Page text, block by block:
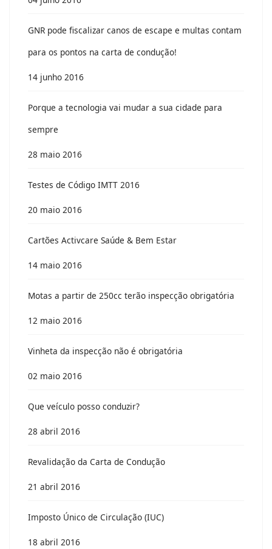
GNR pode fiscalizar canos de escape e multas contam
para os pontos na carta de condução!
14 junho 2016
Porque a tecnologia vai mudar a sua cidade para
sempre
28 maio 2016
Testes de Código IMTT 2016
20 maio 2016
Cartões Activcare Saúde & Bem Estar
14 maio 2016
Motas a partir de 250cc terão inspecção obrigatória
12 maio 2016
Vinheta da inspecção não é obrigatória
02 maio 2016
Que veículo posso conduzir?
28 abril 2016
Revalidação da Carta de Condução
21 abril 2016
Imposto Único de Circulação (IUC)
18 abril 2016